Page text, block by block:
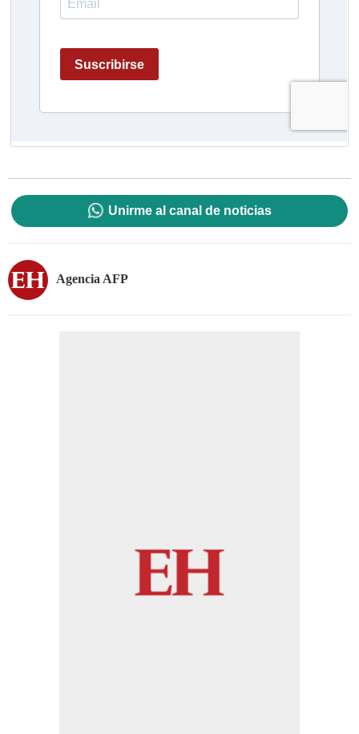
Unirme al canal de noticias
Agencia AFP